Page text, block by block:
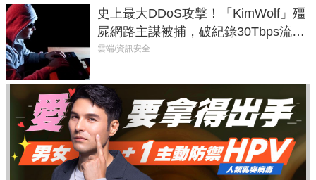
史上最大DDoS攻擊！「KimWolf」殭
屍網路主謀被捕，破紀錄30Tbps流量
癱瘓全球！
雲端/資訊安全